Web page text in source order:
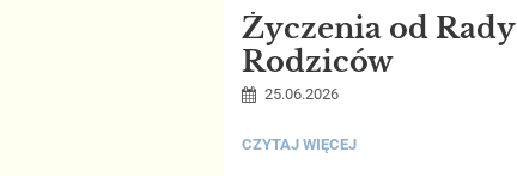
Życzenia od Rady
Rodziców
25.06.2026
ŻYCZENIA
CZYTAJ WIĘCEJ